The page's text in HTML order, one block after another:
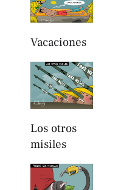
Vacaciones
Los otros
misiles